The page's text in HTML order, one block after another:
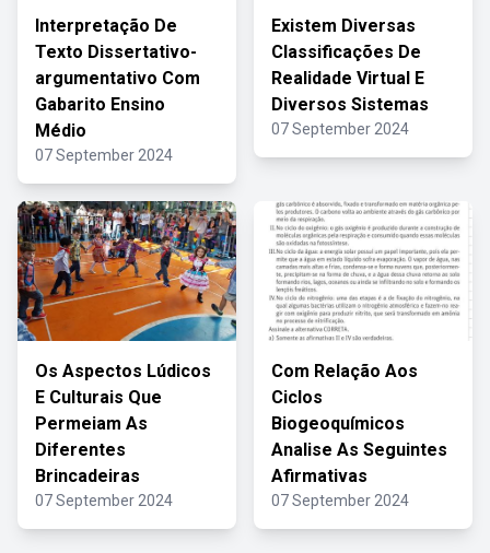
Interpretação De
Texto Dissertativo-
argumentativo Com
Gabarito Ensino
Médio
07 September 2024
Existem Diversas
Classificações De
Realidade Virtual E
Diversos Sistemas
07 September 2024
Os Aspectos Lúdicos
E Culturais Que
Permeiam As
Diferentes
Brincadeiras
07 September 2024
Com Relação Aos
Ciclos
Biogeoquímicos
Analise As Seguintes
Afirmativas
07 September 2024